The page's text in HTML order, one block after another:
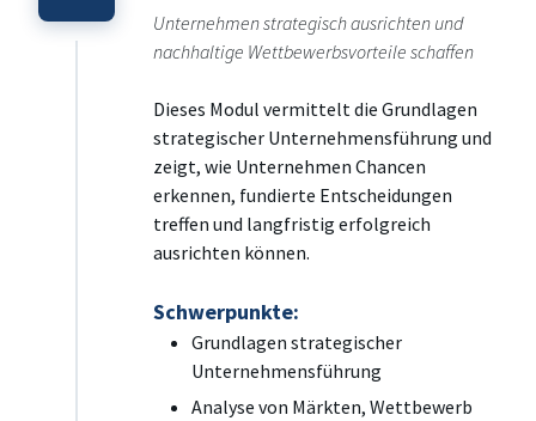
Unternehmen strategisch ausrichten und
nachhaltige Wettbewerbsvorteile schaffen
Dieses Modul vermittelt die Grundlagen
strategischer Unternehmensführung und
zeigt, wie Unternehmen Chancen
erkennen, fundierte Entscheidungen
treffen und langfristig erfolgreich
ausrichten können.
Schwerpunkte:
Grundlagen strategischer
Unternehmensführung
Analyse von Märkten, Wettbewerb